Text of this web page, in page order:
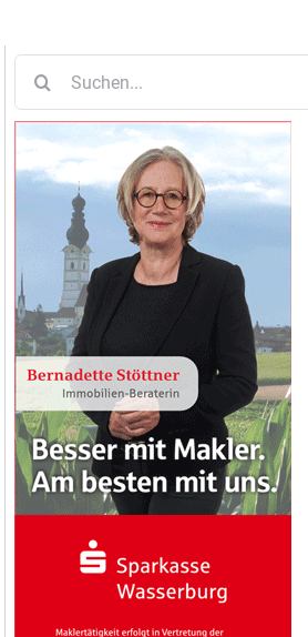
nach: